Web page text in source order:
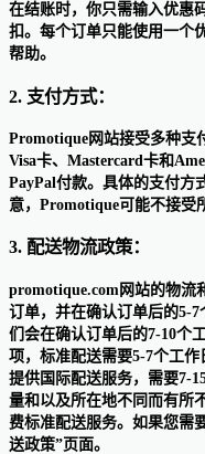
在结账时，你只需输入优惠
扣。每个订单只能使用一个
帮助。
2. 支付方式：
Promotique网站接受多种支
Visa卡、Mastercard卡和
PayPal付款。具体的支付方
意，Promotique可能不接受
3. 配送物流政策：
promotique.com网站的物流
订单，并在确认订单后的5-
们会在确认订单后的7-10个
项，标准配送需要5-7个工
提供国际配送服务，需要7-
量和以及所在地不同而有所
费标准配送服务。如果您需
送政策”页面。